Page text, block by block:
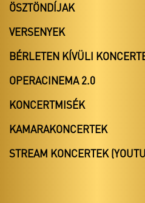
ÖSZTÖNDÍJAK
VERSENYEK
BÉRLETEN KÍVÜLI
OPERACINEMA 2.0
KONCERTMISÉK
KAMARAKONCERTEK
STREAM KONCERTEK